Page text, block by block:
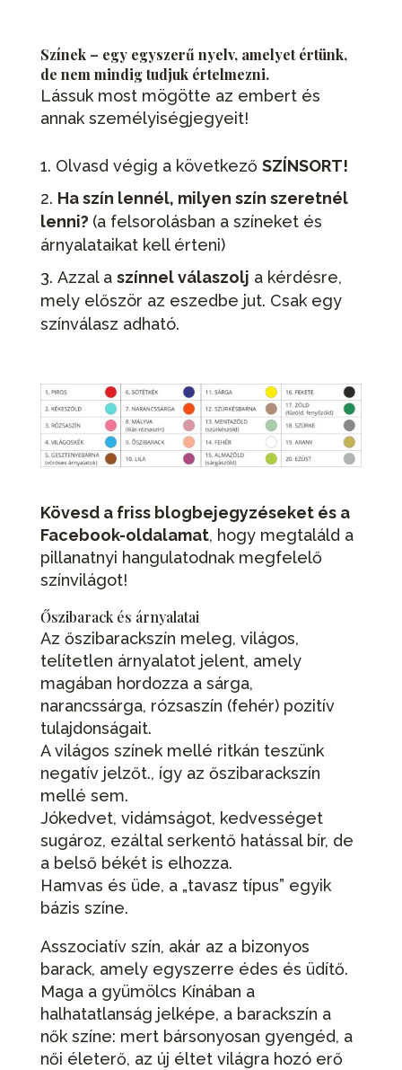
Színek – egy egyszerű nyelv, amelyet értünk,
de nem mindig tudjuk értelmezni.
Lássuk most mögötte az embert és
annak személyiségjegyeit!
Olvasd végig a következő SZÍNSORT!
Ha szín lennél, milyen szín szeretnél
lenni? (a felsorolásban a színeket és
árnyalataikat kell érteni)
Azzal a színnel válaszolj a kérdésre,
mely először az eszedbe jut. Csak egy
színválasz adható.
Kövesd a friss blogbejegyzéseket és a
Facebook-oldalamat, hogy megtaláld a
pillanatnyi hangulatodnak megfelelő
színvilágot!
Őszibarack és árnyalatai
Az őszibarackszín meleg, világos,
telítetlen árnyalatot jelent, amely
magában hordozza a sárga,
narancssárga, rózsaszín (fehér) pozitív
tulajdonságait.
A világos színek mellé ritkán teszünk
negatív jelzőt., így az őszibarackszín
mellé sem.
Jókedvet, vidámságot, kedvességet
sugároz, ezáltal serkentő hatással bír, de
a belső békét is elhozza.
Hamvas és üde, a „tavasz típus” egyik
bázis színe.
Asszociatív szín, akár az a bizonyos
barack, amely egyszerre édes és üdítő.
Maga a gyümölcs Kínában a
halhatatlanság jelképe, a barackszín a
nők színe: mert bársonyosan gyengéd, a
női életerő, az új éltet világra hozó erő